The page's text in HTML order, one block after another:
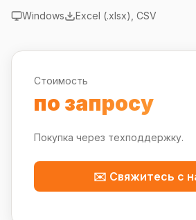
Windows Excel (.xlsx), CSV
Стоимость
по запросу
Покупка через техподдержку.
✉️ Свяжитесь с